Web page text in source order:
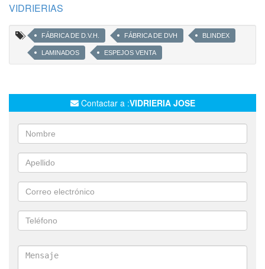
VIDRIERIAS
FÁBRICA DE D.V.H. FÁBRICA DE DVH BLINDEX
LAMINADOS ESPEJOS VENTA
Contactar a :VIDRIERIA JOSE